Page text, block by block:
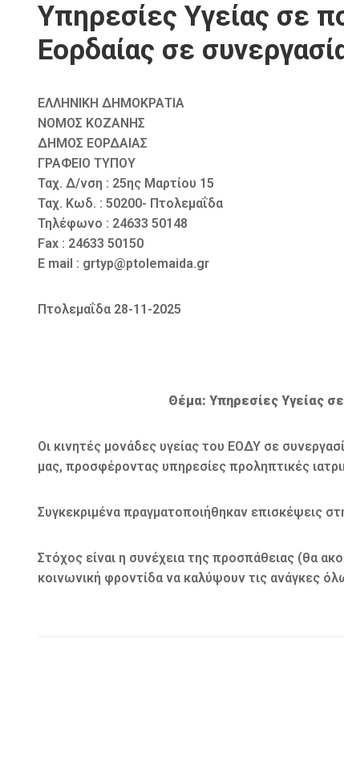
Υπηρεσίες Υγείας σε
Εορδαίας σε
ΕΛΛΗΝΙΚΗ ΔΗΜΟΚΡΑΤΙΑ
ΝΟΜΟΣ ΚΟΖΑΝΗΣ
ΔΗΜΟΣ ΕΟΡΔΑΙΑΣ
ΓΡΑΦΕΙΟ ΤΥΠΟΥ
Ταχ. Δ/νση : 25ης Μαρτίου 15
Ταχ. Κωδ. : 50200- Πτολεμαΐδα
Τηλέφωνο : 24633 50148
Fax : 24633 50150
E mail : grtyp@ptolemaida.gr
Πτολεμαΐδα 28-11-2025
Θέμα: Υπηρεσίες Υγείας
Οι κινητές μονάδες υγείας του ΕΟΔΥ σε
μας, προσφέροντας υπηρεσίες προληπτικές
Συγκεκριμένα πραγματοποιήθηκαν επισκέψεις
Στόχος είναι η συνέχεια της προσπάθειας (θα
κοινωνική φροντίδα να καλύψουν τις ανάγκες